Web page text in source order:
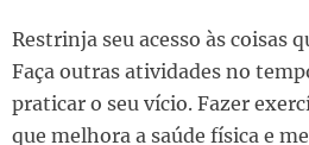
Restrinja seu acesso às coisas
Faça outras atividades no
praticar o seu vício. Fazer
que melhora a saúde física e